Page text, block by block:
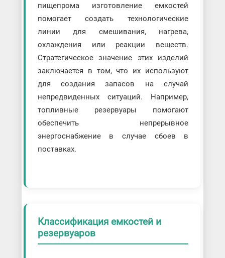
пищепрома изготовление емкостей
помогает создать технологические
линии для смешивания, нагрева,
охлаждения или реакции веществ.
Стратегическое значение этих изделий
заключается в том, что их используют
для создания запасов на случай
непредвиденных ситуаций. Например,
топливные резервуары помогают
обеспечить непрерывное
энергоснабжение в случае сбоев в
поставках.
Классификация емкостей и
резервуаров